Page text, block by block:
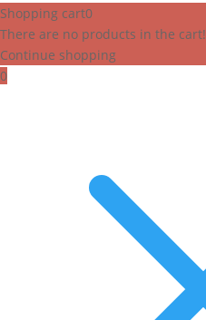
Shopping cart0
There are no products in the cart!
Continue shopping
0